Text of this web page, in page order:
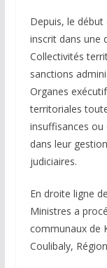
Depuis, le début
inscrit dans une
Collectivités
sanctions
Organes
territoriales
insuffisances
dans leur
judiciaires.
En droite ligne
Ministres a
communaux de
Coulibaly,